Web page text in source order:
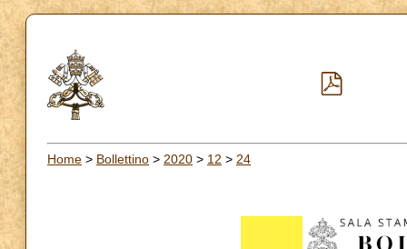
Home > Bollettino > 2020 > 12 > 24